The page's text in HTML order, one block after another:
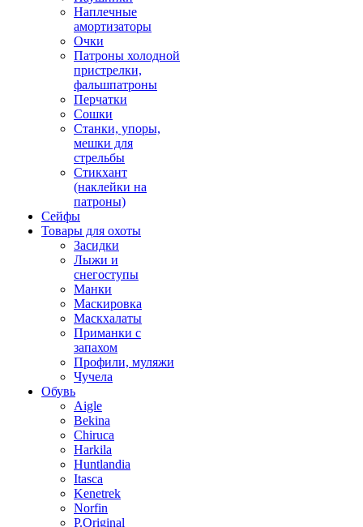
Наплечные
амортизаторы
Очки
Патроны холодной
пристрелки,
фальшпатроны
Перчатки
Сошки
Станки, упоры,
мешки для
стрельбы
Стикхант
(наклейки на
патроны)
Сейфы
Товары для охоты
Засидки
Лыжи и
снегоступы
Манки
Маскировка
Маскхалаты
Приманки с
запахом
Профили, муляжи
Чучела
Обувь
Aigle
Bekina
Chiruсa
Harkila
Huntlandia
Itasca
Kenetrek
Norfin
P.Original